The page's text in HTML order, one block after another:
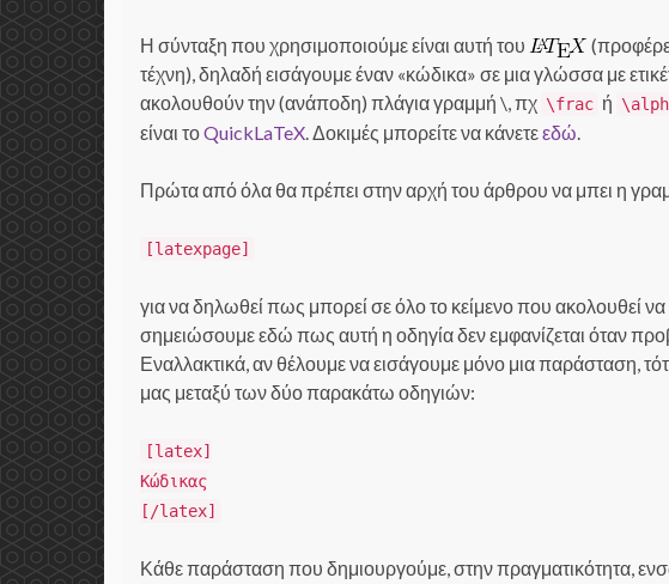
Η σύνταξη που χρησιμοποιούμε είναι αυτή του
τέχνη), δηλαδή εισάγουμε έναν «κώδικα» σε μια γλώσσα με
ακολουθούν την (ανάποδη) πλάγια γραμμή \, πχ \frac ή
είναι τοQuickLaTeX. Δοκιμές μπορείτε να κάνετεεδώ.
Πρώτα από όλα θα πρέπει στην αρχή του άρθρου να μπει η
[latexpage]
για να δηλωθεί πως μπορεί σε όλο το κείμενο που ακολουθεί
σημειώσουμε εδώ πως αυτή η οδηγία δεν εμφανίζεται όταν
Εναλλακτικά, αν θέλουμε να εισάγουμε μόνο μια παράσταση,
μας μεταξύ των δύο παρακάτω οδηγιών:
[latex]
Κώδικας
[/latex]
Κάθε παράσταση που δημιουργούμε, στην πραγματικότητα,